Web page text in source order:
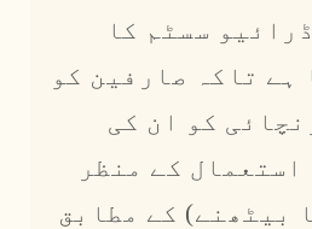
سسٹم کا
ہے تاکہ صارفین کو
کو ان کی
استعمال کے منظر
بیٹھنے) کے مطابق